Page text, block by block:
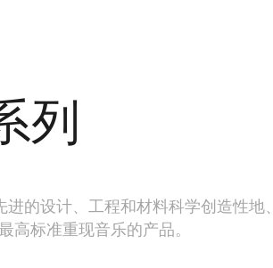
列
的设计、工程和材料科学创造性地
高标准重现音乐的产品。